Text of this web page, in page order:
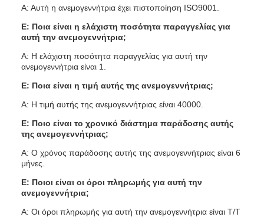
Α: Αυτή η ανεμογεννήτρια έχει πιστοποίηση ISO9001.
Ε: Ποια είναι η ελάχιστη ποσότητα παραγγελίας για
αυτή την ανεμογεννήτρια;
Α: Η ελάχιστη ποσότητα παραγγελίας για αυτή την
ανεμογεννήτρια είναι 1.
Ε: Ποια είναι η τιμή αυτής της ανεμογεννήτριας;
Α: Η τιμή αυτής της ανεμογεννήτριας είναι 40000.
Ε: Ποιο είναι το χρονικό διάστημα παράδοσης αυτής
της ανεμογεννήτριας;
Α: Ο χρόνος παράδοσης αυτής της ανεμογεννήτριας είναι 6
μήνες.
Ε: Ποιοι είναι οι όροι πληρωμής για αυτή την
ανεμογεννήτρια;
Α: Οι όροι πληρωμής για αυτή την ανεμογεννήτρια είναι T/T